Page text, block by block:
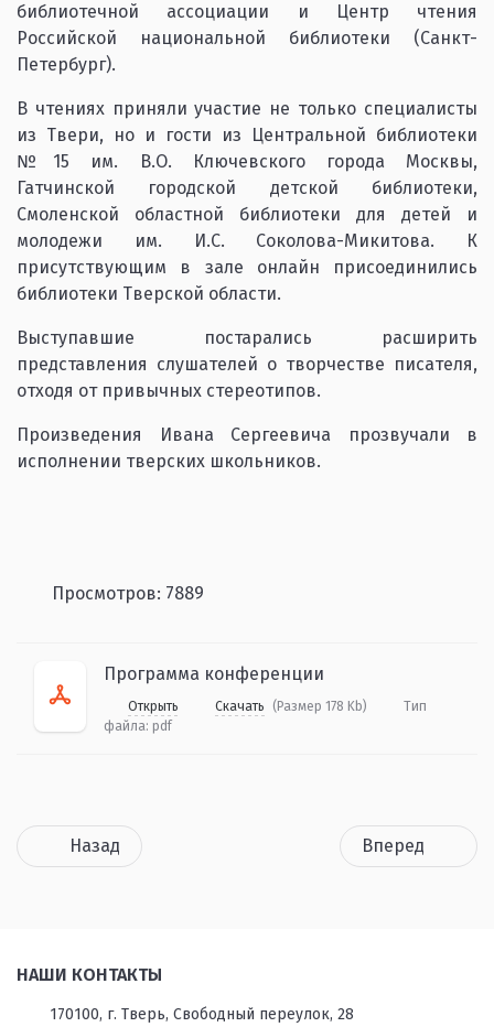
библиотечной ассоциации и Центр чтения
Российской национальной библиотеки (Санкт-
Петербург).
В чтениях приняли участие не только специалисты
из Твери, но и гости из Центральной библиотеки
№15 им. В.О. Ключевского города Москвы,
Гатчинской городской детской библиотеки,
Смоленской областной библиотеки для детей и
молодежи им. И.С. Соколова-Микитова. К
присутствующим в зале онлайн присоединились
библиотеки Тверской области.
Выступавшие постарались расширить
представления слушателей о творчестве писателя,
отходя от привычных стереотипов.
Произведения Ивана Сергеевича прозвучали в
исполнении тверских школьников.
Просмотров: 7889
Программа конференции
Открыть Скачать (Размер 178 Kb)
Тип
файла: pdf
Назад Вперед
НАШИ КОНТАКТЫ
170100, г. Тверь, Свободный переулок, 28